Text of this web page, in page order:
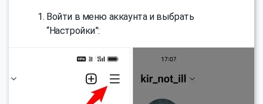
Войти в меню аккаунта и выбрать
“Настройки”: